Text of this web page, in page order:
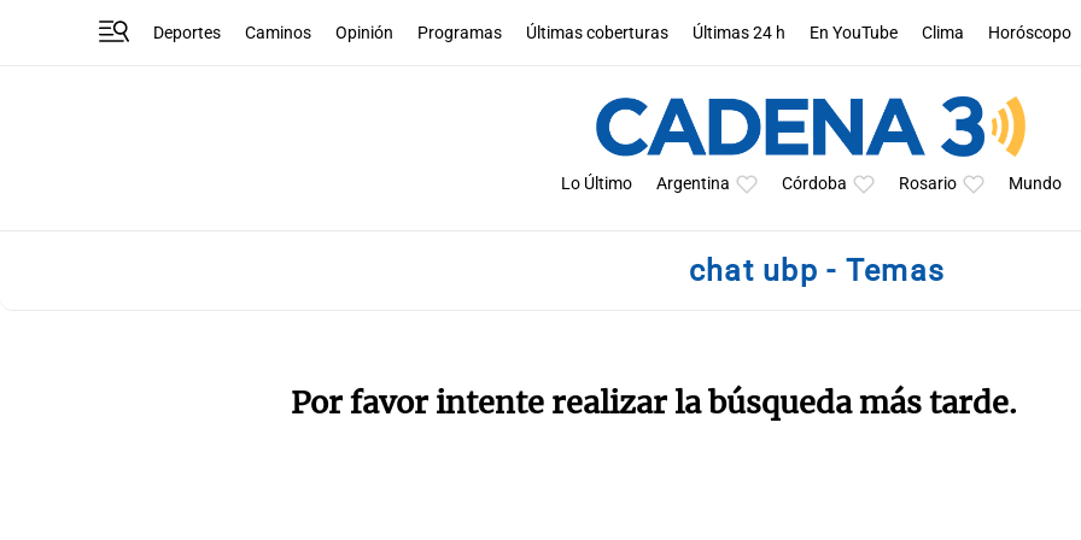
Deportes Caminos Opinión Programas Últimas coberturas Últimas 24 h En YouTube Clima Horóscopo
Lo Último Argentina Córdoba Rosario Mundo
chat ubp - Temas
Por favor intente realizar la búsqueda más tarde.